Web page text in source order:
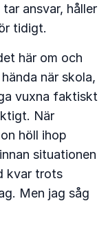
ansvar, håller
tidigt.
här om och
när skola,
vuxna faktiskt
När
höll ihop
situationen
kvar trots
Men jag såg